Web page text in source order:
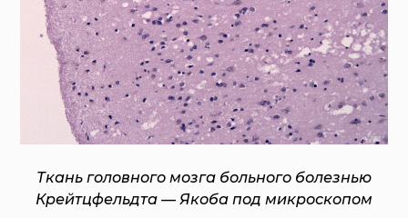
Ткань головного мозга больного болезнью
Крейтцфельдта — Якоба под микроскопом